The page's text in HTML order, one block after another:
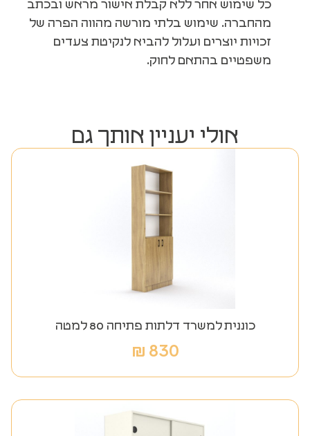
כל שימוש אחר ללא קבלת אישור מראש ובכתב
מהחברה. שימוש בלתי מורשה מהווה הפרה של
זכויות יוצרים ועלול להביא לנקיטת צעדים
משפטיים בהתאם לחוק.
אולי יעניין אותך גם
כוננית למשרד דלתות פתיחה 80 למטה
830
₪